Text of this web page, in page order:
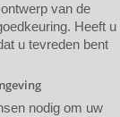
van de
Heeft u
u tevreden bent
nodig om uw